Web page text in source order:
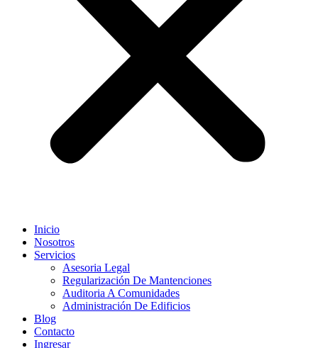
Inicio
Nosotros
Servicios
Asesoria Legal
Regularización De Mantenciones
Auditoria A Comunidades
Administración De Edificios
Blog
Contacto
Ingresar